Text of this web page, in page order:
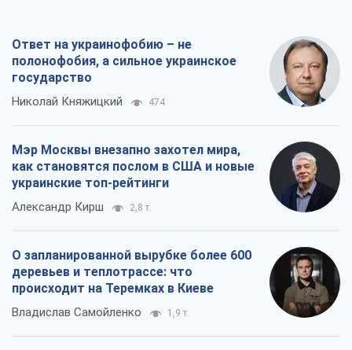
Ответ на украинофобию – не
полонофобия, а сильное украинское
государство
Николай Княжицкий 474
Мэр Москвы внезапно захотел мира,
как становятся послом в США и новые
украинские топ-рейтинги
Александр Кирш 2,8 т.
О запланированной вырубке более 600
деревьев и теплотрассе: что
происходит на Теремках в Киеве
Владислав Самойленко 1,9 т.